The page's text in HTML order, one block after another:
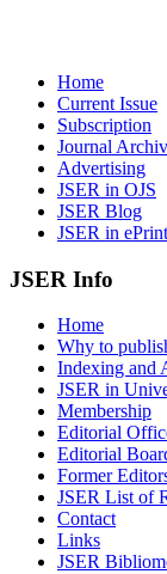
Home
Current Issue
Subscription
Journal
Advertising
JSER in OJS
JSER Blog
JSER in
JSER Info
Home
Why to
Indexing and
JSER in
Membership
Editorial
Editorial
Former
JSER List of
Contact
Links
JSER